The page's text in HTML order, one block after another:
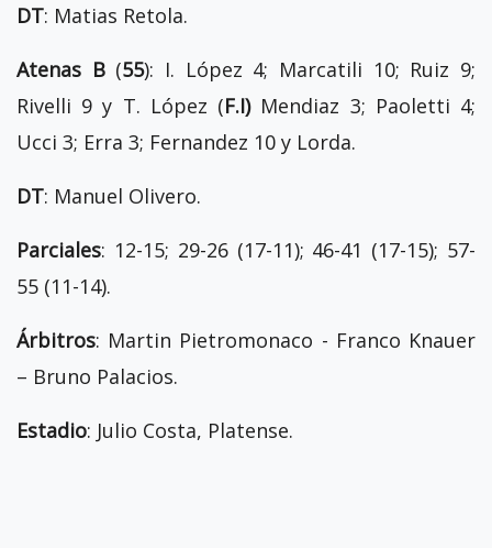
DT: Matias Retola.
Atenas B (55): I. López 4; Marcatili 10; Ruiz 9;
Rivelli 9 y T. López (F.I) Mendiaz 3; Paoletti 4;
Ucci 3; Erra 3; Fernandez 10 y Lorda.
DT: Manuel Olivero.
Parciales: 12-15; 29-26 (17-11); 46-41 (17-15); 57-
55 (11-14).
Árbitros: Martin Pietromonaco - Franco Knauer
– Bruno Palacios.
Estadio: Julio Costa, Platense.